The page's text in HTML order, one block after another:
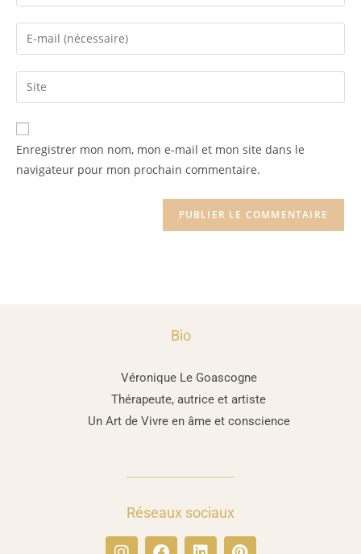
Enregistrer mon nom, mon e-mail et mon site dans le
navigateur pour mon prochain commentaire.
Bio
Véronique Le Goascogne
Thérapeute, autrice et artiste
Un Art de Vivre en âme et conscience
Réseaux sociaux